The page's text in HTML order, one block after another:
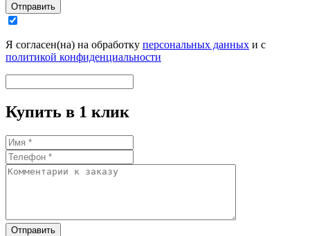
Отправить
Я согласен(на) на обработку персональных данных и с
политикой конфиденциальности
Купить в 1 клик
Отправить